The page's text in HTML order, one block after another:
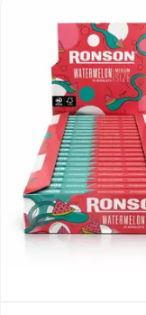
Vista Previa